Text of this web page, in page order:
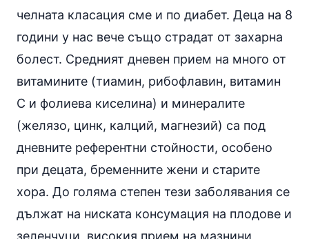
челната класация сме и по диабет. Деца на 8
години у нас вече също страдат от захарна
болест. Средният дневен прием на много от
витамините (тиамин, рибофлавин, витамин
С и фолиева киселина) и минералите
(желязо, цинк, калций, магнезий) са под
дневните референтни стойности, особено
при децата, бременните жени и старите
хора. До голяма степен тези заболявания се
дължат на ниската консумация на плодове и
зеленчуци, високия прием на мазнини,